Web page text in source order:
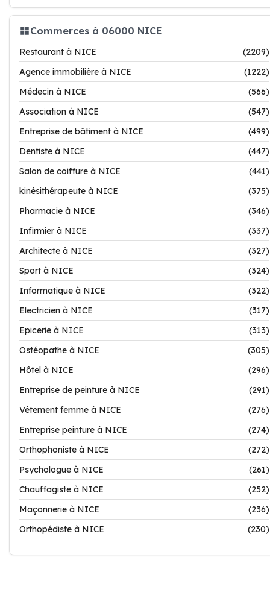
Commerces à 06000 NICE
Restaurant à NICE
(2209)
Agence immobilière à NICE
(1222)
Médecin à NICE
(566)
Association à NICE
(547)
Entreprise de bâtiment à NICE
(499)
Dentiste à NICE
(447)
Salon de coiffure à NICE
(441)
kinésithérapeute à NICE
(375)
Pharmacie à NICE
(346)
Infirmier à NICE
(337)
Architecte à NICE
(327)
Sport à NICE
(324)
Informatique à NICE
(322)
Electricien à NICE
(317)
Epicerie à NICE
(313)
Ostéopathe à NICE
(305)
Hôtel à NICE
(296)
Entreprise de peinture à NICE
(291)
Vêtement femme à NICE
(276)
Entreprise peinture à NICE
(274)
Orthophoniste à NICE
(272)
Psychologue à NICE
(261)
Chauffagiste à NICE
(252)
Maçonnerie à NICE
(236)
Orthopédiste à NICE
(230)